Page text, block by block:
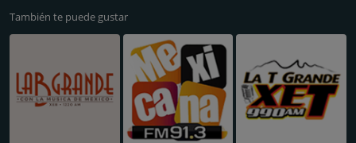
También te puede gustar